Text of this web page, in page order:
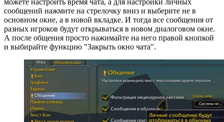
сообщений нажмите на стрелочку вниз и выберите не в
основном окне, а в новой вкладке. И тогда все сообщения от
разных игроков будут открываться в новом диалоговом окне.
А после общения просто нажимайте на него правой кнопкой
и выбирайте функцию "Закрыть окно чата".